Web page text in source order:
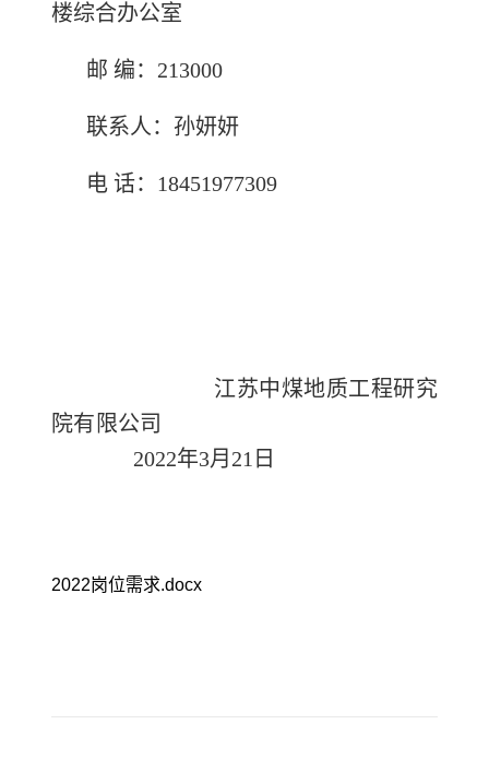
楼综合办公室
邮 编：213000
联系人：孙妍妍
电 话：18451977309
江苏中煤地质工程研究
院有限公司
2022年3月21日
2022岗位需求.docx